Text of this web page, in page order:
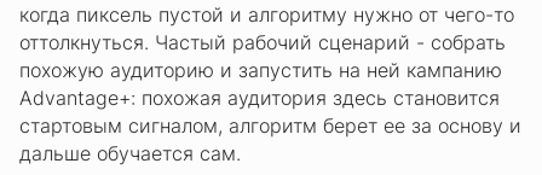
когда пиксель пустой и алгоритму нужно от чего-то
оттолкнуться. Частый рабочий сценарий - собрать
похожую аудиторию и запустить на ней кампанию
Advantage+: похожая аудитория здесь становится
стартовым сигналом, алгоритм берет ее за основу и
дальше обучается сам.